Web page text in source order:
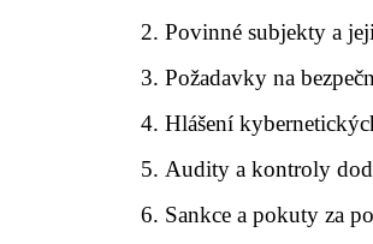
Povinné subjekty a
Požadavky na
Hlášení
Audity a kontroly
Sankce a pokuty za